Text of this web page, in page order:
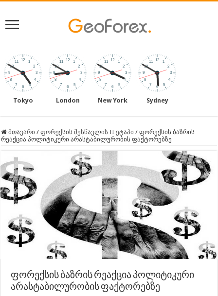
Tokyo London New York Sydney
მთავარი / ფორექსის შესწავლის II ეტაპი / ფორექსის ბაზრის
რეაქცია პოლიტიკური არასტაბილურობის ფაქტორებზე
ფორექსის ბაზრის რეაქცია პოლიტიკური
არასტაბილურობის ფაქტორებზე